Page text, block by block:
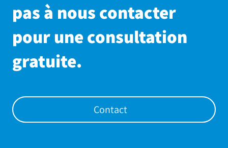
pas à nous contacter
pour une consultation
gratuite.
Contact